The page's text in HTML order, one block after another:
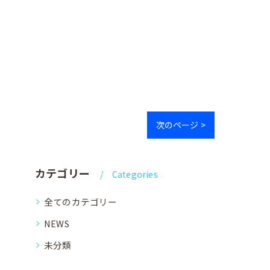
次のページ >
カテゴリー Categories
全てのカテゴリー
NEWS
未分類